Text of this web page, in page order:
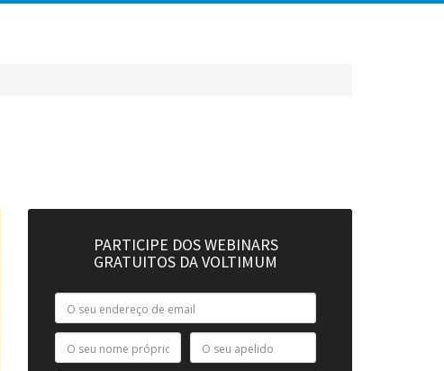
PARTICIPE DOS WEBINARS
GRATUITOS DA VOLTIMUM